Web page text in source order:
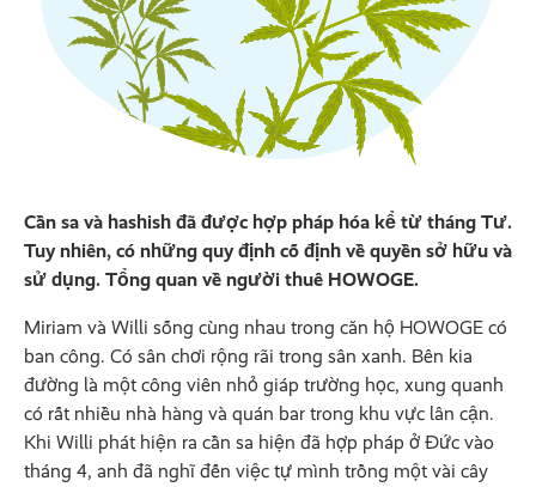
Cần sa và hashish đã được hợp pháp hóa kể từ tháng Tư.
Tuy nhiên, có những quy định cố định về quyền sở hữu và
sử dụng. Tổng quan về người thuê HOWOGE.
Miriam và Willi sống cùng nhau trong căn hộ HOWOGE có
ban công. Có sân chơi rộng rãi trong sân xanh. Bên kia
đường là một công viên nhỏ giáp trường học, xung quanh
có rất nhiều nhà hàng và quán bar trong khu vực lân cận.
Khi Willi phát hiện ra cần sa hiện đã hợp pháp ở Đức vào
tháng 4, anh đã nghĩ đến việc tự mình trồng một vài cây